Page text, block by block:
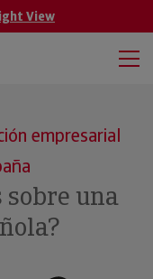
View
empresarial
sobre una